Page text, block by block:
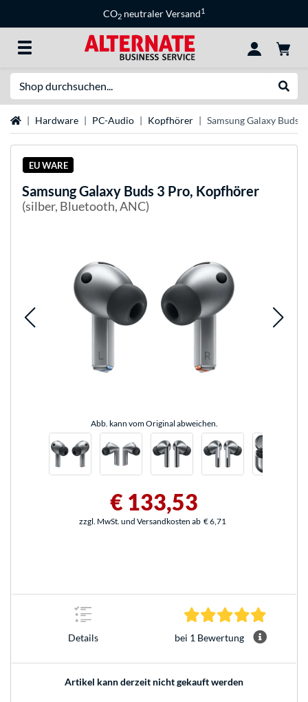
CO2 neutraler Versand1
StartseiteHardware PC-Audio Kopfhörer Samsung Galaxy Buds
EU WARE
SamsungGalaxy Buds 3 Pro, Kopfhörer
(silber, Bluetooth, ANC)
Abb. kann vom Original abweichen.
€ 133,53
zzgl. MwSt. und Versandkosten ab € 6,71
Details bei 1 Bewertung
Artikel kann derzeit nicht gekauft werden